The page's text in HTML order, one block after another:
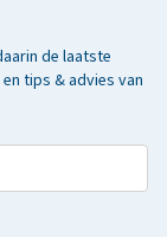
de laatste
tips & advies van